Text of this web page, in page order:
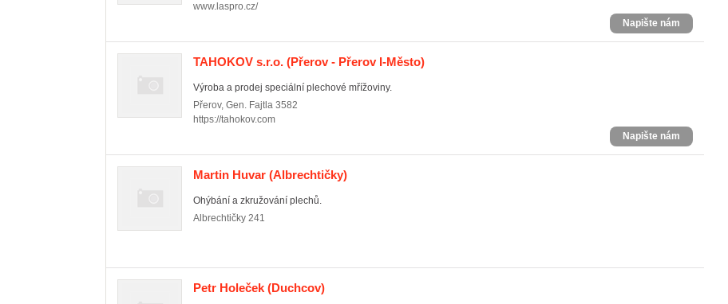
www.laspro.cz/
Napište nám
TAHOKOV s.r.o. (Přerov - Přerov I-Město)
Výroba a prodej speciální plechové mřížoviny.
Přerov, Gen. Fajtla 3582
https://tahokov.com
Napište nám
Martin Huvar (Albrechtičky)
Ohýbání a zkružování plechů.
Albrechtičky 241
Petr Holeček (Duchcov)